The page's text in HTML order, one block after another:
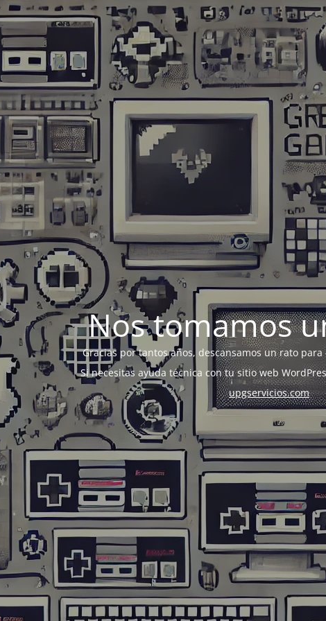
Nos tomamos
Gracias por tantos años, descansamos un rato
Si necesitas ayuda técnica con tu sitio web
upgservicios.com